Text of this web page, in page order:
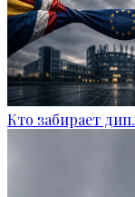
Кто забирает